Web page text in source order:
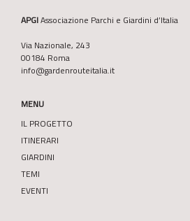
APGIAssociazione Parchi e Giardini d’Italia
Via Nazionale, 243
00184 Roma
info@gardenrouteitalia.it
MENU
IL PROGETTO
ITINERARI
GIARDINI
TEMI
EVENTI